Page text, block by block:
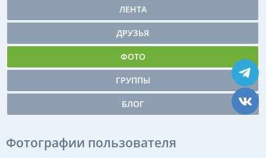
ЛЕНТА
ДРУЗЬЯ
ФОТО
ГРУППЫ
БЛОГ
Фотографии пользователя